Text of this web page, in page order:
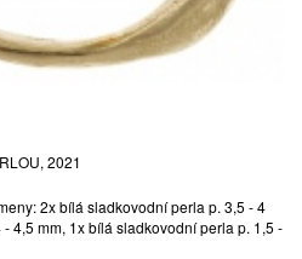
2021
2x bílá sladkovodní perla p. 3,5 - 4
4,5 mm, 1x bílá sladkovodní perla p. 1,5 -